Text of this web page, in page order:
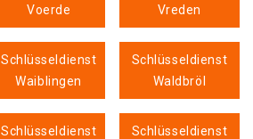
Voerde
Vreden
Schlüsseldienst
Waiblingen
Schlüsseldienst
Waldbröl
Schlüsseldienst
Schlüsseldienst